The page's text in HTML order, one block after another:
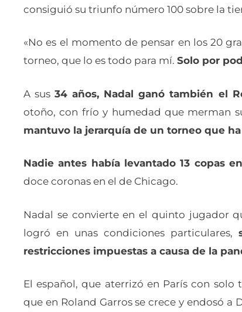
consiguió su triunfo número 100 sobre la
«No es el momento de pensar en los 20
torneo, que lo es todo para mí. Solo por
A sus34 años, Nadal ganó también el
otoño, con frío y humedad que merman
mantuvo la jerarquía de un torneo que
Nadie antes había levantado 13 copas
doce coronas en el de Chicago.
Nadal se convierte en el quinto jugador
logró en unas condiciones particulares,
restricciones impuestas a causa de la
El español, que aterrizó en París con
que en Roland Garros se crece y endosó